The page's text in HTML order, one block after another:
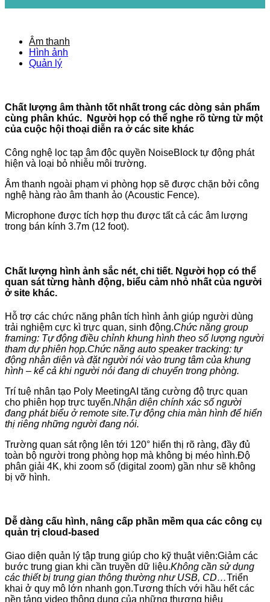
Âm thanh
Hình ảnh
Quản lý
Chất lượng âm thành tốt nhất trong các dòng sản phẩm
cùng phân khúc. Người họp có thể nghe rõ từng từ một
của cuộc hội thoại diễn ra ở các site khác
Công nghệ lọc tạp âm độc quyền NoiseBlock tự động phát
hiện và loại bỏ nhiễu môi trường.
Âm thanh ngoài phạm vi phòng họp sẽ được chặn bởi công
nghệ hàng rào âm thanh ảo (Acoustic Fence).
Microphone được tích hợp thu được tất cả các âm lượng
trong bán kính 3.7m (12 foot).
Chất lượng hình ảnh sắc nét, chi tiết. Người họp có thể
quan sát từng hành động, biểu cảm nhỏ nhất của người
ở site khác.
Hỗ trợ các chức năng phân tích hình ảnh giúp người dùng
trải nghiệm cực kì trực quan, sinh động.Chức năng group
framing: Tự động điều chỉnh khung hình theo số lượng người
tham dự phiên họp.Chức năng auto speaker tracking: tự
động nhận diện và đặt người nói vào trung tâm của khung
hình – kể cả khi người nói đang di chuyển trong phòng.
Trí tuệ nhân tạo Poly MeetingAI tăng cường độ trực quan
cho phiên họp trực tuyến.Nhận diện chính xác số người
đang phát biểu ở remote site.Tự động chia màn hình để hiển
thị riêng những người đang nói.
Trường quan sát rộng lên tới 120° hiển thị rõ ràng, đầy đủ
toàn bộ người trong phòng họp mà không bị méo hình.Độ
phân giải 4K, khi zoom số (digital zoom) gần như sẽ không
bị vỡ hình.
Dễ dàng cấu hình, nâng cấp phần mềm qua các công cụ
quản trị cloud-based
Giao diện quản lý tập trung giúp cho kỹ thuật viên:Giảm các
bước trung gian khi cần truyền dữ liệu.Không cần sử dụng
các thiết bị trung gian thông thường như USB, CD…Triển
khai ở quy mô lớn nhanh gọn.Tương thích với hầu hết các
nền tảng video thông dụng của những thương hiệu